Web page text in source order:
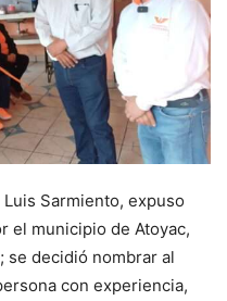
Sarmiento, expuso
el municipio de Atoyac,
se decidió nombrar al
con experiencia,